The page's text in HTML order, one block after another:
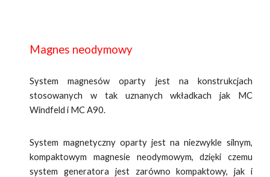
Magnes neodymowy
System magnesów oparty jest na konstrukcjach
stosowanych w tak uznanych wkładkach jak MC
Windfeld i MC A90.
System magnetyczny oparty jest na niezwykle silnym,
kompaktowym magnesie neodymowym, dzięki czemu
system generatora jest zarówno kompaktowy, jak i